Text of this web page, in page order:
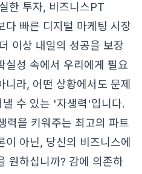
한 투자, 비즈니스PT
다 빠른 디지털 마케팅 시장
이상 내일의 성공을 보장
실성 속에서 우리에게 필요
라, 어떤 상황에서도 문제
수 있는 '자생력'입니다.
력을 키워주는 최고의 파트
아닌, 당신의 비즈니스에
원하십니까? 감에 의존하